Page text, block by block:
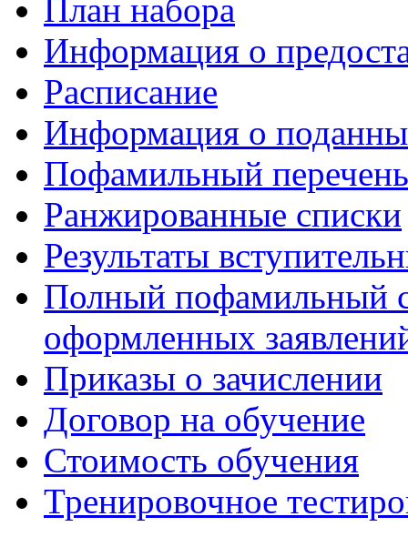
План набора
Информация о
Расписание
Информация о
Пофамильный
Ранжированные списки
Результаты
Полный пофамильный
оформленных
Приказы о зачислении
Договор на обучение
Стоимость обучения
Тренировочное